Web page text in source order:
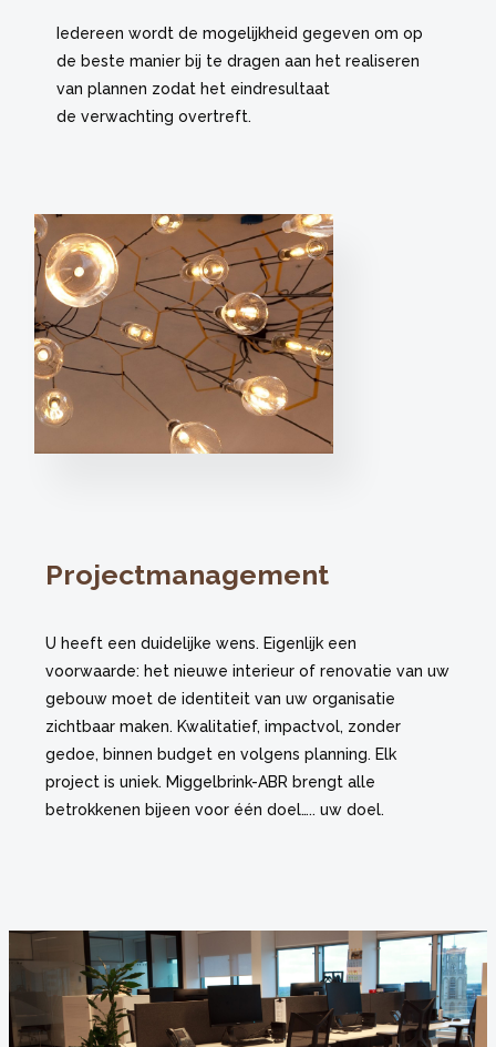
Iedereen wordt de mogelijkheid gegeven om op
de beste manier bij te dragen aan het realiseren
van plannen zodat het eindresultaat
de verwachting overtreft.
Projectmanagement
U heeft een duidelijke wens. Eigenlijk een
voorwaarde: het nieuwe interieur of renovatie van uw
gebouw moet de identiteit van uw organisatie
zichtbaar maken. Kwalitatief, impactvol, zonder
gedoe, binnen budget en volgens planning. Elk
project is uniek. Miggelbrink-ABR brengt alle
betrokkenen bijeen voor één doel….. uw doel.